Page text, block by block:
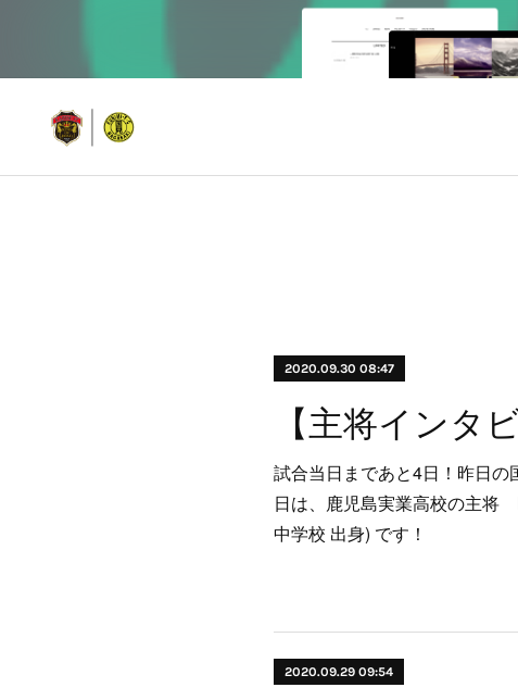
2020.09.30 08:47
試合当日まであと4日！昨日
日は、鹿児島実業高校の主
中学校 出身) です！
2020.09.29 09:54